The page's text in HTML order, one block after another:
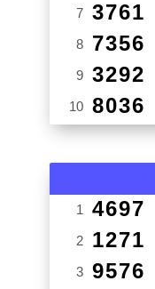
7 3761
8 7356
9 3292
10 8036
1 4697
2 1271
3 9576